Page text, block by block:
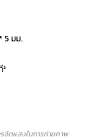
5 มม.
จัดแสงในการถ่ายภาพ